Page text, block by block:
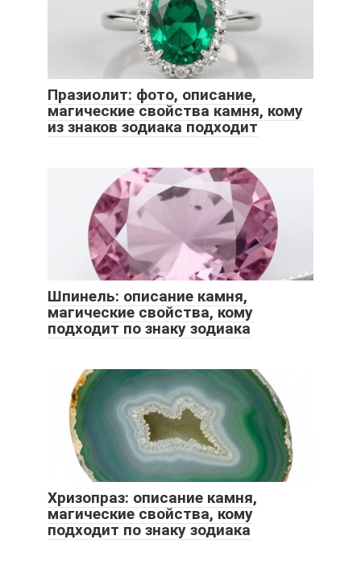
Празиолит: фото, описание,
магические свойства камня, кому
из знаков зодиака подходит
Шпинель: описание камня,
магические свойства, кому
подходит по знаку зодиака
Хризопраз: описание камня,
магические свойства, кому
подходит по знаку зодиака